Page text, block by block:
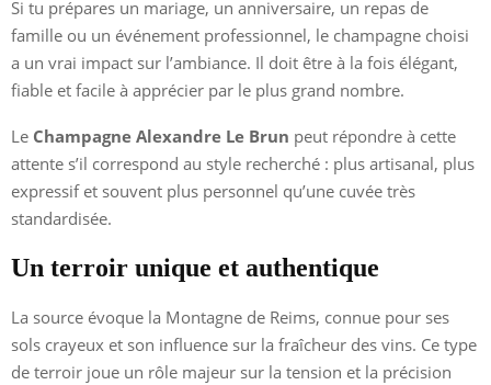
Si tu prépares un mariage, un anniversaire, un repas de
famille ou un événement professionnel, le champagne choisi
a un vrai impact sur l’ambiance. Il doit être à la fois élégant,
fiable et facile à apprécier par le plus grand nombre.
Le Champagne Alexandre Le Brun peut répondre à cette
attente s’il correspond au style recherché : plus artisanal, plus
expressif et souvent plus personnel qu’une cuvée très
standardisée.
Un terroir unique et authentique
La source évoque la Montagne de Reims, connue pour ses
sols crayeux et son influence sur la fraîcheur des vins. Ce type
de terroir joue un rôle majeur sur la tension et la précision